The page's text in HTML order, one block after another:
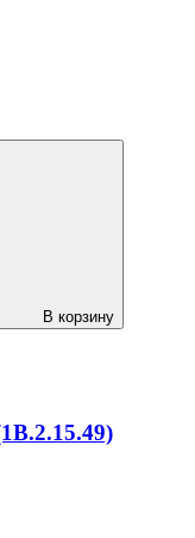
В корзину